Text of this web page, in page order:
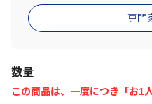
専門
数量
この商品は、一度につき「お1